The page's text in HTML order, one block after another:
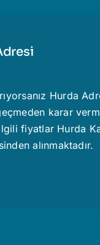
Hurda
karar
fiyatlar Hurda
alınmaktadır.